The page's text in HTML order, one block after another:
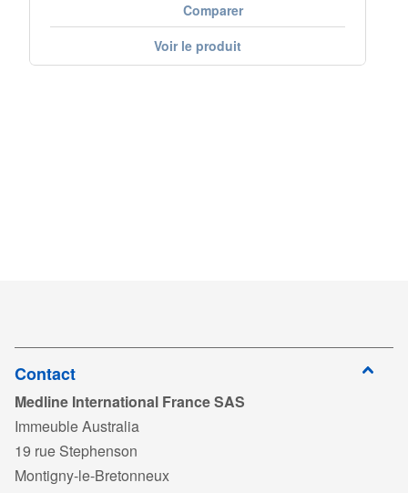
Comparer
Voir le produit
Contact
Medline International France SAS
Immeuble Australia
19 rue Stephenson
Montigny-le-Bretonneux